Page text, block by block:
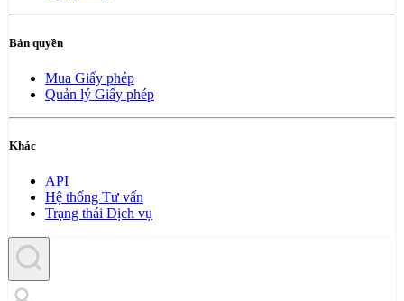
Bản quyền
Mua Giấy phép
Quản lý Giấy phép
Khác
API
Hệ thống Tư vấn
Trạng thái Dịch vụ